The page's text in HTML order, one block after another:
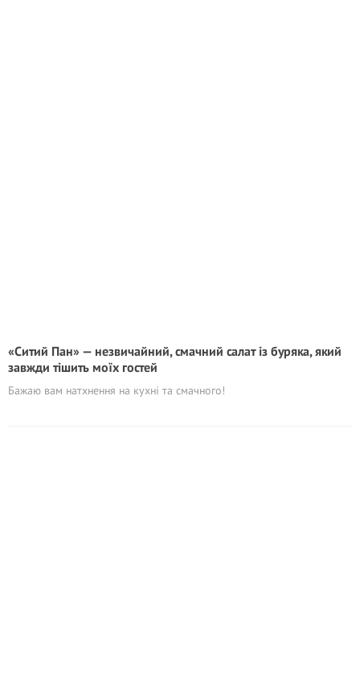
«Ситий Пан» — незвичайний, смачний салат із буряка, який
завжди тішить моїх гостей
Бажаю вам натхнення на кухні та смачного!